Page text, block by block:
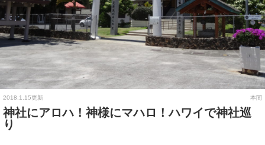
2018.1.15更新 本間
神社にアロハ！神様にマハロ！ハワイで神社巡
り